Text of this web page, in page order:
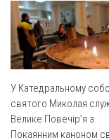
Пророка
Різдва
Св.
Св.
У Катедральному
святого Миколая
Велике Повечір’я з
Покаянним каноном